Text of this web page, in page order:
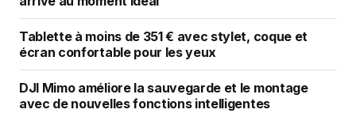
Tablette à moins de 351 € avec stylet, coque et
écran confortable pour les yeux
DJI Mimo améliore la sauvegarde et le montage
avec de nouvelles fonctions intelligentes